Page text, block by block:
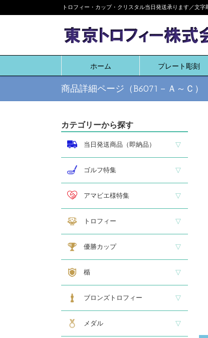
to
トロフィー・カップ・クリスタル当日発送承ります／文
ホーム プレート彫刻
商品詳細ページ（B6071－Ａ～Ｃ）
カテゴリーから探す
当日発送商品（即納品）
即納品 トロフィー
即納品 優勝カップ
即納品 クリスタル
即納品 特価品
ゴルフ特集
ホールインワン
ゴルフ専用カップ
ゴルフ専用ブロンズ
ゴルフ専用クリスタル
アマビエ様特集
アマビエ木札
アマビエボールチェーンキーホルダー
アマビエトロフィー
トロフィー
大型トロフィー
中型トロフィー１
中型トロフィー２
小型トロフィー
メダル交換式トロフィー
ペナント優勝カップ
大型・高級カップ
レリーフ交換式カップ
スタンダードカップ
デザインカップ
ゴルフ専用カップ
オニックスカップ
ガラスカップ
カラーカップ
ゴールドカップ
プラスチックカップ
ペナント
楯
スタンダード楯１
スタンダード楯２
スタンダード楯３
ゴルフ・野球・サッカー
その他スポーツ、文化系専用楯
メダル・レリーフ交換式楯
ハローキティ楯
ブロンズトロフィー
スタンダードブロンズ
各種専用ブロンズ
ゴルフ専用ブロンズ
メダル・レリーフ交換式ブロンズ
ハローキティブロンズ
メダル